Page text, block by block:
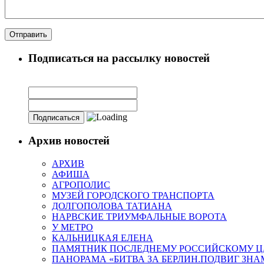
Подписаться на рассылку новостей
Архив новостей
АРХИВ
АФИША
АГРОПОЛИС
МУЗЕЙ ГОРОДСКОГО ТРАНСПОРТА
ДОЛГОПОЛОВА ТАТИАНА
НАРВСКИЕ ТРИУМФАЛЬНЫЕ ВОРОТА
У МЕТРО
КАЛЬНИЦКАЯ ЕЛЕНА
ПАМЯТНИК ПОСЛЕДНЕМУ РОССИЙСКОМУ
ПАНОРАМА «БИТВА ЗА БЕРЛИН.ПОДВИГ